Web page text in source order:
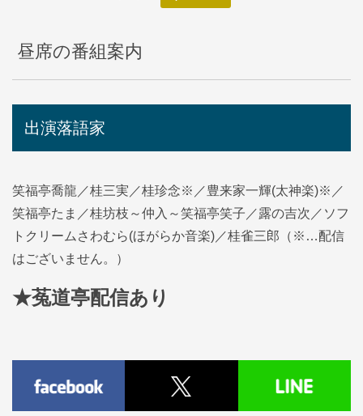
昼席の番組案内
出演落語家
笑福亭喬龍／桂三実／桂珍念※／豊来家一輝(太神楽)※／
笑福亭たま／桂坊枝～仲入～笑福亭笑子／露の吉次／ソフ
トクリームさわむら(ほがらか音楽)／桂雀三郎（※…配信
はございません。）
★菟道亭配信あり